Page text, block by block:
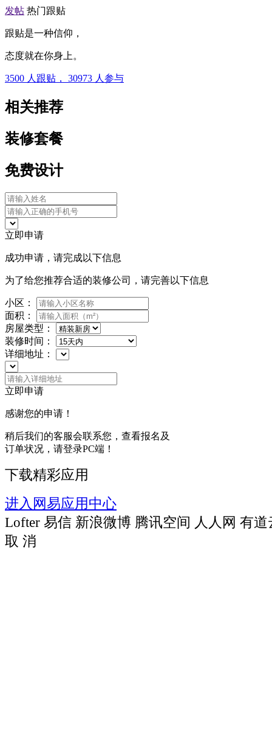
发帖 热门跟贴
跟贴是一种信仰，
态度就在你身上。
3500 人跟贴， 30973 人参与
相关推荐
装修套餐
免费设计
立即申请
成功申请，请完成以下信息
为了给您推荐合适的装修公司，请完善以下信息
小区：
面积：
房屋类型：
装修时间：
详细地址：
立即申请
感谢您的申请！
稍后我们的客服会联系您，查看报名及
订单状况，请登录PC端！
下载精彩应用
进入网易应用中心
Lofter 易信 新浪微博 腾讯空间 人人网 有道
取 消